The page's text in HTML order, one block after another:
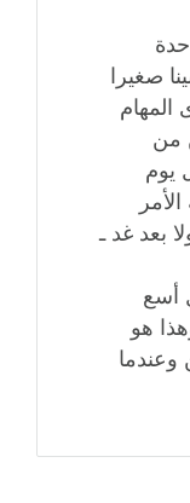
صغيرا
من
يوم
بعد غد ـ
أسع
هو
وعندما